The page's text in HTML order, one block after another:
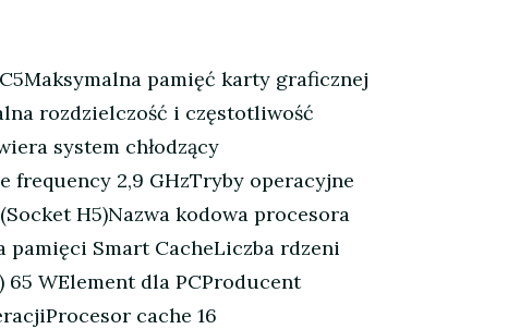
pamięć karty graficznej
rozdzielczość i częstotliwość
system chłodzący
frequency 2,9 GHzTryby operacyjne
H5)Nazwa kodowa procesora
pamięci Smart CacheLiczba rdzeni
65 WElement dla PCProducent
cache 16